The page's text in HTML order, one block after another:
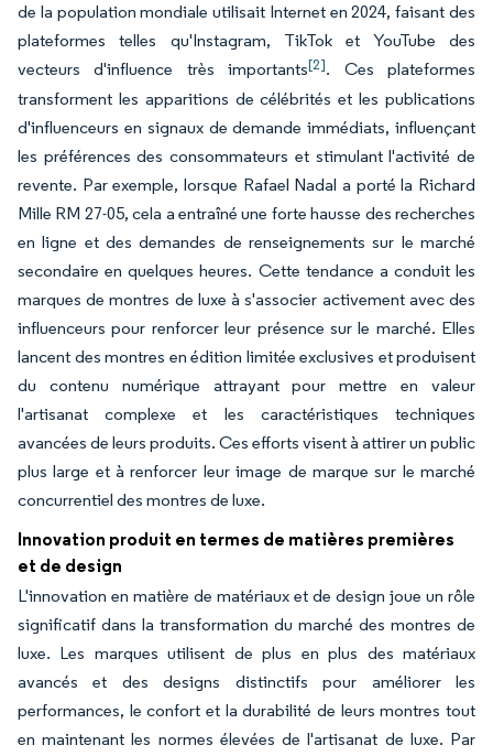
de la population mondiale utilisait Internet en 2024, faisant des
plateformes telles qu'Instagram, TikTok et YouTube des
vecteurs d'influence très importants[2]. Ces plateformes
transforment les apparitions de célébrités et les publications
d'influenceurs en signaux de demande immédiats, influençant
les préférences des consommateurs et stimulant l'activité de
revente. Par exemple, lorsque Rafael Nadal a porté la Richard
Mille RM 27-05, cela a entraîné une forte hausse des recherches
en ligne et des demandes de renseignements sur le marché
secondaire en quelques heures. Cette tendance a conduit les
marques de montres de luxe à s'associer activement avec des
influenceurs pour renforcer leur présence sur le marché. Elles
lancent des montres en édition limitée exclusives et produisent
du contenu numérique attrayant pour mettre en valeur
l'artisanat complexe et les caractéristiques techniques
avancées de leurs produits. Ces efforts visent à attirer un public
plus large et à renforcer leur image de marque sur le marché
concurrentiel des montres de luxe.
Innovation produit en termes de matières premières
et de design
L'innovation en matière de matériaux et de design joue un rôle
significatif dans la transformation du marché des montres de
luxe. Les marques utilisent de plus en plus des matériaux
avancés et des designs distinctifs pour améliorer les
performances, le confort et la durabilité de leurs montres tout
en maintenant les normes élevées de l'artisanat de luxe. Par